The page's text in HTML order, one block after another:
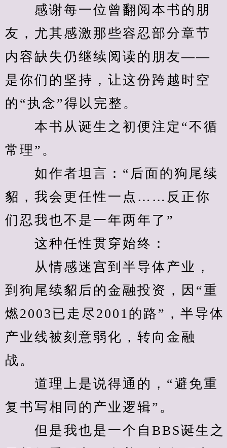
感谢每一位曾翻阅本书的朋
友，尤其感激那些容忍部分章节
内容缺失仍继续阅读的朋友——
是你们的坚持，让这份跨越时空
的“执念”得以完整。
本书从诞生之初便注定“不循
常理”。
如作者坦言：“后面的狗尾续
貂，我会更任性一点……反正你
们忍我也不是一年两年了”
这种任性贯穿始终：
从情感迷宫到半导体产业，
到狗尾续貂后的金融投资，因“重
燃2003已走尽2001的路”，半导体
产业线被刻意弱化，转向金融
战。
道理上是说得通的，“避免重
复书写相同的产业逻辑”。
但是我也是一个自BBS诞生之